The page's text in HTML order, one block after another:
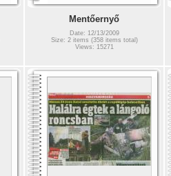
Mentőernyő
Date: 12/13/2009
Size: 2 items (358 items total)
Views: 15271